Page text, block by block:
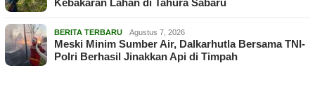
BERITA TERBARU Agustus 7, 2026
Meski Minim Sumber Air, Dalkarhutla Bersama TNI-
Polri Berhasil Jinakkan Api di Timpah